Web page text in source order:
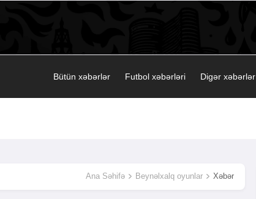
Bütün xəbərlər Futbol xəbərləri Digər xəbərlər
Ana Səhifə Beynəlxalq oyunlar Xəbər